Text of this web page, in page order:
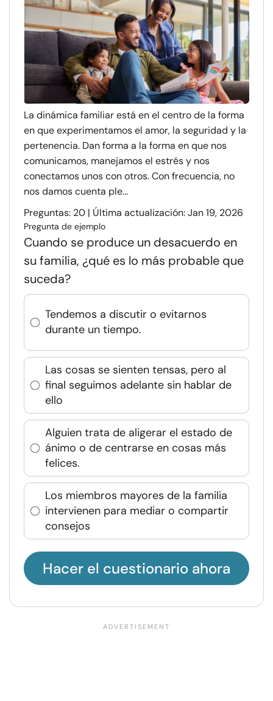
La dinámica familiar está en el centro de la forma
en que experimentamos el amor, la seguridad y la
pertenencia. Dan forma a la forma en que nos
comunicamos, manejamos el estrés y nos
conectamos unos con otros. Con frecuencia, no
nos damos cuenta ple...
Preguntas: 20 | Última actualización: Jan 19, 2026
Pregunta de ejemplo
Cuando se produce un desacuerdo en
su familia, ¿qué es lo más probable que
suceda?
Tendemos a discutir o evitarnos
durante un tiempo.
Las cosas se sienten tensas, pero al
final seguimos adelante sin hablar de
ello
Alguien trata de aligerar el estado de
ánimo o de centrarse en cosas más
felices.
Los miembros mayores de la familia
intervienen para mediar o compartir
consejos
Hacer el cuestionario ahora